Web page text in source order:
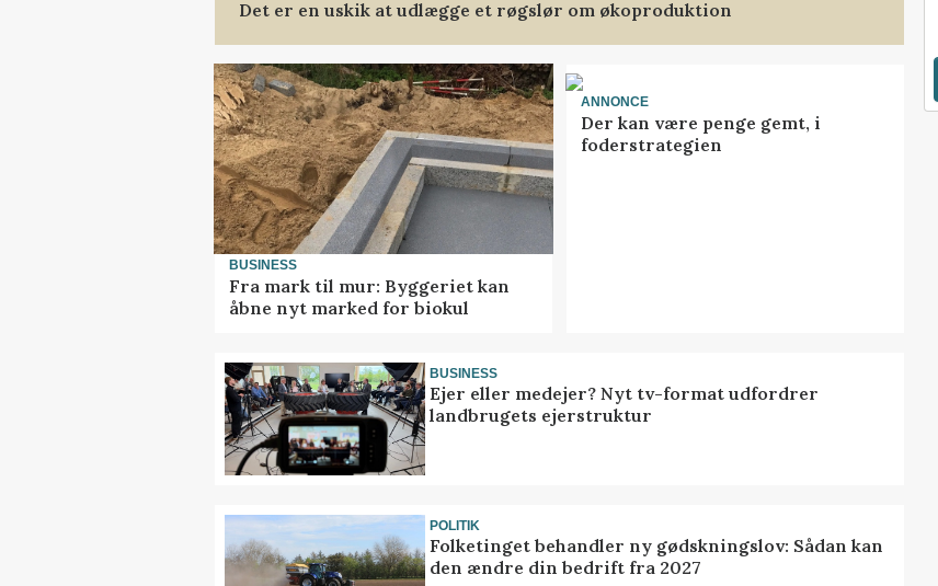
Det er en uskik at udlægge et røgslør om økoproduktion
BUSINESS
Fra mark til mur: Byggeriet kan
åbne nyt marked for biokul
ANNONCE
Der kan være penge gemt, i
foderstrategien
BUSINESS
Ejer eller medejer? Nyt tv-format udfordrer
landbrugets ejerstruktur
POLITIK
Folketinget behandler ny gødskningslov: Sådan kan
den ændre din bedrift fra 2027